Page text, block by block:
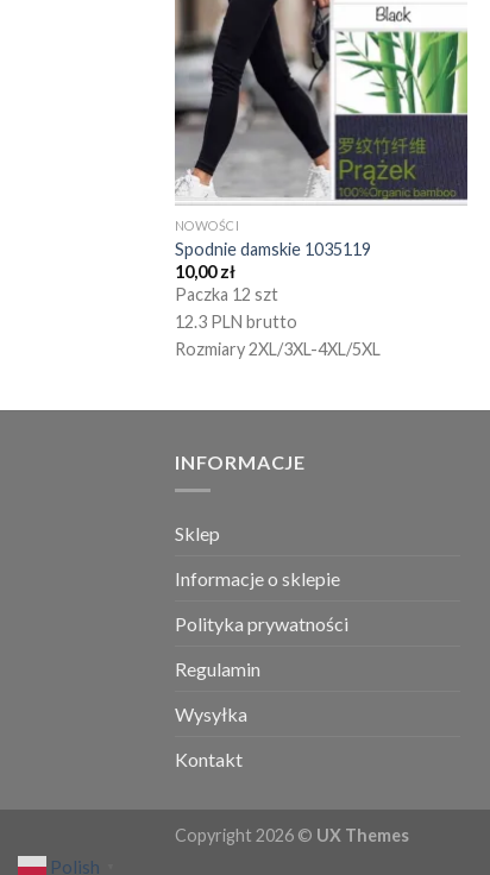
NOWOŚCI
Spodnie damskie 1035119
10,00zł
Paczka 12 szt
12.3 PLN brutto
Rozmiary 2XL/3XL-4XL/5XL
INFORMACJE
Sklep
Informacje o sklepie
Polityka prywatności
Regulamin
Wysyłka
Kontakt
Copyright 2026 © UX Themes
Polish